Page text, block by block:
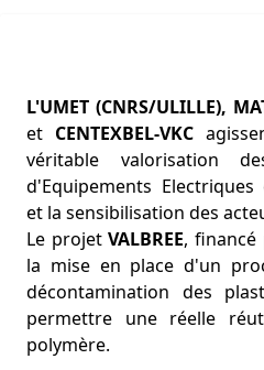
L'UMET (CNRS/ULILLE),
et CENTEXBEL-VKC
véritable valorisation
d'Equipements Electriques
et la sensibilisation des
Le projetVALBREE, financé
la mise en place d'un
décontamination des
permettre une réelle
polymère.